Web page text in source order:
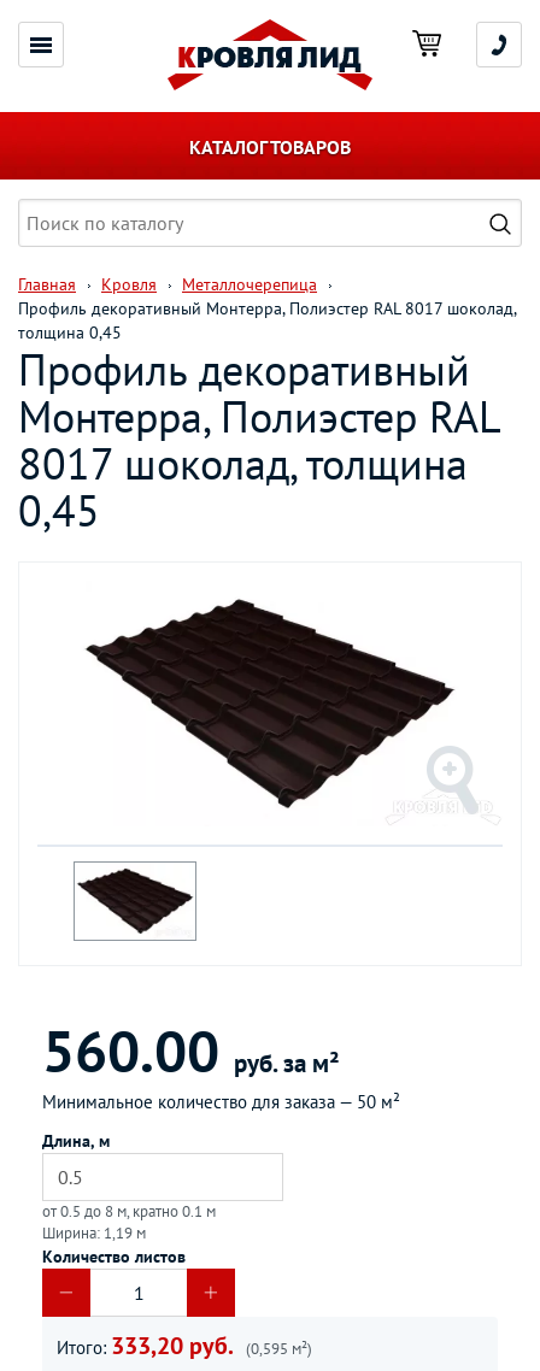
КАТАЛОГ ТОВАРОВ
Главная Кровля
Металлочерепица
Профиль декоративный Монтерра, Полиэстер RAL 8017 шоколад,
толщина 0,45
Профиль декоративный
Монтерра, Полиэстер RAL
8017 шоколад, толщина
0,45
560.00 руб. за м²
Минимальное количество для заказа — 50 м²
Длина, м
от 0.5 до 8 м, кратно 0.1 м
Ширина: 1,19 м
Количество листов
Итого: 333,20 руб. (0,595 м²)